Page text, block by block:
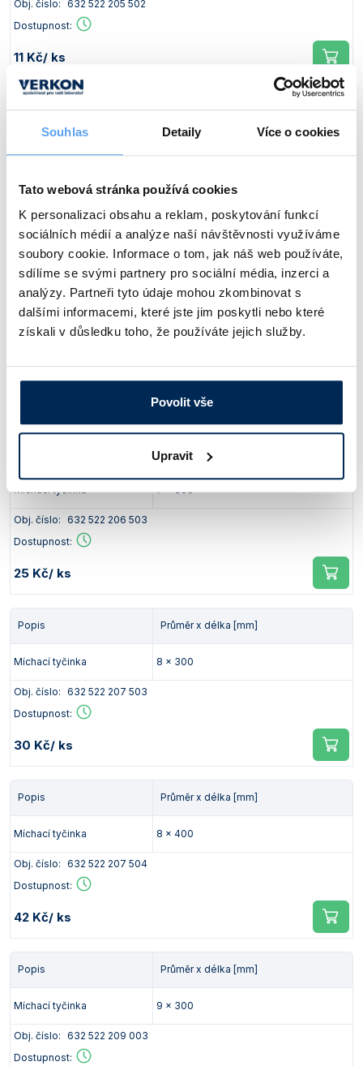
Souhlas Detaily Více o cookies
Tato webová stránka používá cookies
K personalizaci obsahu a reklam, poskytování funkcí
sociálních médií a analýze naší návštěvnosti využíváme
soubory cookie. Informace o tom, jak náš web používáte,
sdílíme se svými partnery pro sociální média, inzerci a
analýzy. Partneři tyto údaje mohou zkombinovat s
dalšími informacemi, které jste jim poskytli nebo které
získali v důsledku toho, že používáte jejich služby.
Povolit vše
Upravit
Obj. číslo: 632 522 205 502
Dostupnost:
11 Kč/ ks
Popis Průměr x délka [mm]
Dostupnost:
15 Kč/ ks
Popis Průměr x délka [mm]
Míchací tyčinka 7 x 200
Dostupnost:
Průměr x délka [mm]
Míchací tyčinka 7 x 300
Obj. číslo: 632 522 206 503
Dostupnost:
25 Kč/ ks
Popis Průměr x délka [mm]
Míchací tyčinka 8 x 300
Obj. číslo: 632 522 207 503
Dostupnost:
30 Kč/ ks
Popis Průměr x délka [mm]
Míchací tyčinka 8 x 400
Obj. číslo: 632 522 207 504
Dostupnost:
42 Kč/ ks
Popis Průměr x délka [mm]
Míchací tyčinka 9 x 300
Obj. číslo: 632 522 209 003
Dostupnost: